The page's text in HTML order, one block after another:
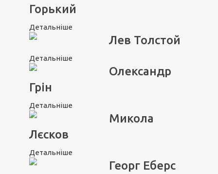
Горький
Детальніше
Лев Толстой
Детальніше
Олександр
Грін
Детальніше
Микола
Лєсков
Детальніше
Георг Еберс